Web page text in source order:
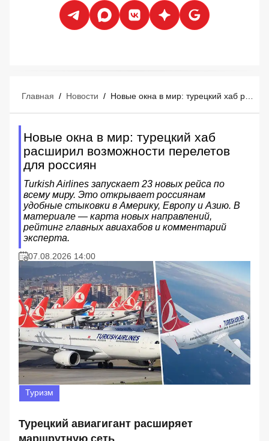
Главная / Новости /
Новые окна в мир: турецкий хаб
расширил возможности перелетов
для россиян
Turkish Airlines запускает 23 новых рейса по
всему миру. Это открывает россиянам
удобные стыковки в Америку, Европу и Азию. В
материале — карта новых направлений,
рейтинг главных авиахабов и комментарий
эксперта.
07.08.2026 14:00
Туризм
Турецкий авиагигант расширяет
маршрутную сеть